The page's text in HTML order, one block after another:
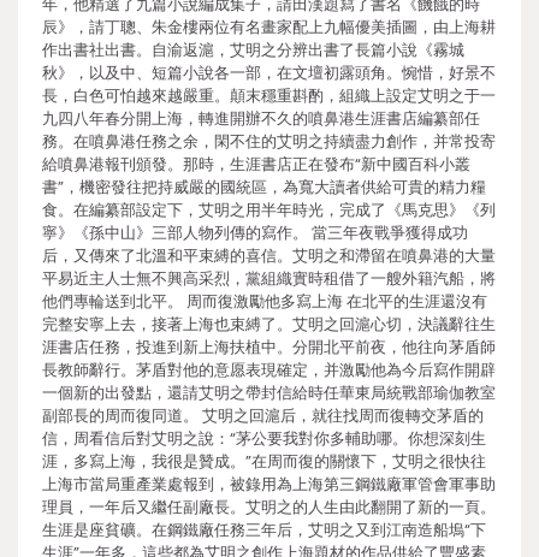
辰》，請丁聰、朱金樓兩位有名畫家配上九幅優美插圖，由上海耕
作出書社出書。自渝返滬，艾明之分辨出書了長篇小說《霧城
秋》，以及中、短篇小說各一部，在文壇初露頭角。惋惜，好景不
長，白色可怕越來越嚴重。顛末穩重斟酌，組織上設定艾明之于一
九四八年春分開上海，轉進開辦不久的噴鼻港生涯書店編纂部任
務。在噴鼻港任務之余，閑不住的艾明之持續盡力創作，并常投寄
給噴鼻港報刊頒發。那時，生涯書店正在發布“新中國百科小叢
書”，機密發往把持威嚴的國統區，為寬大讀者供給可貴的精力糧
食。在編纂部設定下，艾明之用半年時光，完成了《馬克思》《列
寧》《孫中山》三部人物列傳的寫作。 當三年夜戰爭獲得成功
后，又傳來了北溫和平束縛的喜信。艾明之和滯留在噴鼻港的大量
平易近主人士無不興高采烈，黨組織實時租借了一艘外籍汽船，將
他們專輪送到北平。 周而復激勵他多寫上海 在北平的生涯還沒有
完整安寧上去，接著上海也束縛了。艾明之回滬心切，決議辭往生
涯書店任務，投進到新上海扶植中。分開北平前夜，他往向茅盾師
長教師辭行。茅盾對他的意愿表現確定，并激勵他為今后寫作開辟
一個新的出發點，還請艾明之帶封信給時任華東局統戰部瑜伽教室
副部長的周而復同道。 艾明之回滬后，就往找周而復轉交茅盾的
信，周看信后對艾明之說：“茅公要我對你多輔助哪。你想深刻生
涯，多寫上海，我很是贊成。”在周而復的關懷下，艾明之很快往
上海市當局重產業處報到，被錄用為上海第三鋼鐵廠軍管會軍事助
理員，一年后又繼任副廠長。艾明之的人生由此翻開了新的一頁。
生涯是座貧礦。在鋼鐵廠任務三年后，艾明之又到江南造船塢“下